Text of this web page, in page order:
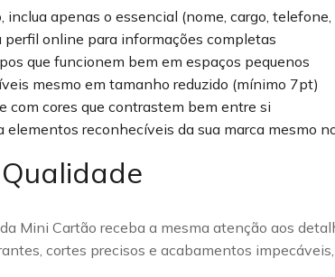
inclua apenas o essencial (nome, cargo,
perfil online para informações completas
que funcionem bem em espaços pequenos
mesmo em tamanho reduzido (mínimo 7pt)
com cores que contrastem bem entre si
elementos reconhecíveis da sua marca mesmo
Mini Cartão receba a mesma atenção aos
cortes precisos e acabamentos